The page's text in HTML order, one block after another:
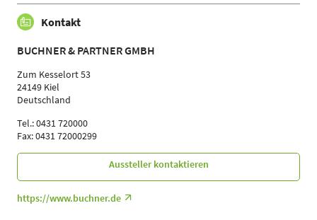
Ralf Buchner
Sprache
Deutsch
Themen
Ergotherapeuten | Heilpraktiker | Logopäden,
Sprachtherapeuten | Management | Physiotherapeuten |
Podologen
Kontakt
BUCHNER & PARTNER GMBH
Zum Kesselort 53
24149 Kiel
Deutschland
Tel.: 0431 720000
Fax: 0431 72000299
Aussteller kontaktieren
https://www.buchner.de